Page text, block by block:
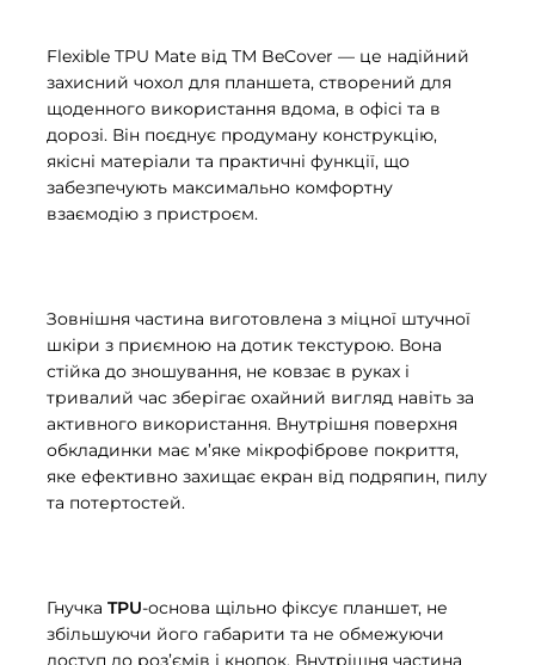
Flexible TPU Mate від ТМ BeCover — це надійний
захисний чохол для планшета, створений для
щоденного використання вдома, в офісі та в
дорозі. Він поєднує продуману конструкцію,
якісні матеріали та практичні функції, що
забезпечують максимально комфортну
взаємодію з пристроєм.
Зовнішня частина виготовлена з міцної штучної
шкіри з приємною на дотик текстурою. Вона
стійка до зношування, не ковзає в руках і
тривалий час зберігає охайний вигляд навіть за
активного використання. Внутрішня поверхня
обкладинки має м’яке мікрофіброве покриття,
яке ефективно захищає екран від подряпин, пилу
та потертостей.
Гнучка TPU-основа щільно фіксує планшет, не
збільшуючи його габарити та не обмежуючи
доступ до роз’ємів і кнопок. Внутрішня частина